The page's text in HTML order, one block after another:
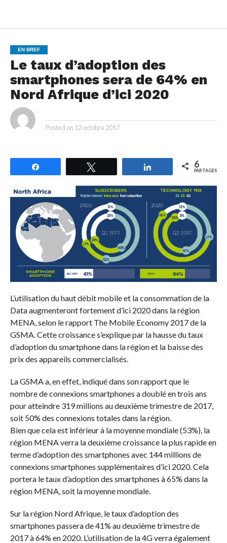
EN BREF
Le taux d’adoption des
smartphones sera de 64% en
Nord Afrique d’ici 2020
Posted on 12 octobre 2017
Partagez 6
PARTAGES
L’utilisation du haut débit mobile et la consommation de la
Data augmenteront fortement d’ici 2020 dans la région
MENA, selon le rapport The Mobile Economy 2017 de la
GSMA. Cette croissance s’explique par la hausse du taux
d’adoption du smartphone dans la région et la baisse des
prix des appareils commercialisés.
La GSMA a, en effet, indiqué dans son rapport que le
nombre de connexions smartphones a doublé en trois ans
pour atteindre 319 millions au deuxième trimestre de 2017,
soit 50% des connexions totales dans la région.
Bien que cela est inférieur à la moyenne mondiale (53%), la
région MENA verra la deuxième croissance la plus rapide en
terme d’adoption des smartphones avec 144 millions de
connexions smartphones supplémentaires d’ici 2020. Cela
portera le taux d’adoption des smartphones à 65% dans la
région MENA, soit la moyenne mondiale.
Sur la région Nord Afrique, le taux d’adoption des
smartphones passera de 41% au deuxième trimestre de
2017 à 64% en 2020. L’utilisation de la 4G verra également